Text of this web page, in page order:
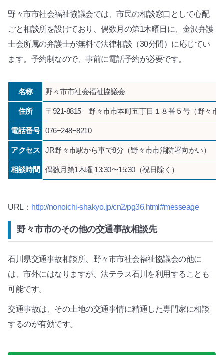
野々市市社会福祉協議会では、市民の相談窓口として心配
ごと相談所を設けており、偶数月の第1木曜日に、金沢弁護
士会所属の弁護士が無料で法律相談（30分間）に応じてい
ます。予約制なので、事前に電話予約が必要です。
名称 野々市市社会福祉協議会
住所 〒921-8815 野々市市本町五丁目１８番５号（野々市
電話番号 076−248−8210
アクセス JR野々市駅から車で8分（野々市市消防署向かい）
相談時間 偶数月第1木曜 13:30〜15:30（祝日除く）
URL： http://nonoichi-shakyo.jp/cn2/pg36.html#messeage
野々市市のその他の交通事故相談先
石川県交通事故相談所、野々市市社会福祉協議会の他に
は、市外にはなりますが、法テラス石川を利用することも
可能です。
交通事故は、その土地の交通事情に精通した専門家に相談
するのが有効です。